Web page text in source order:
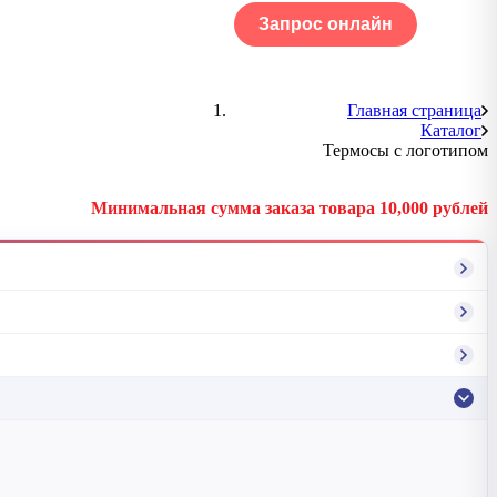
Запрос онлайн
Главная страница
Каталог
Термосы с логотипом
Минимальная сумма заказа товара 10,000 рублей